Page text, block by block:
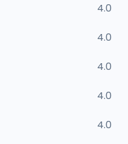
4.0
4.0
4.0
4.0
4.0